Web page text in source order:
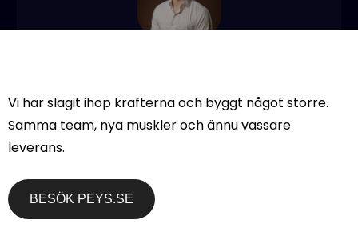
PREVIOUS ARTICLE
digitaliserar sig
Vi har slagit ihop krafterna och byggt något större.
Samma team, nya muskler och ännu vassare
leverans.
BESÖK PEYS.SE